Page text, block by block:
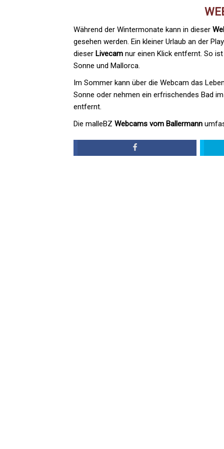
Während der Wintermonate kann in dieser
gesehen werden. Ein kleiner Urlaub an der
dieser Livecam nur einen Klick entfernt. So
Sonne und Mallorca.
Im Sommer kann über die Webcam das
Sonne oder nehmen ein erfrischendes Bad
entfernt.
Die malleBZ Webcams vom Ballermann